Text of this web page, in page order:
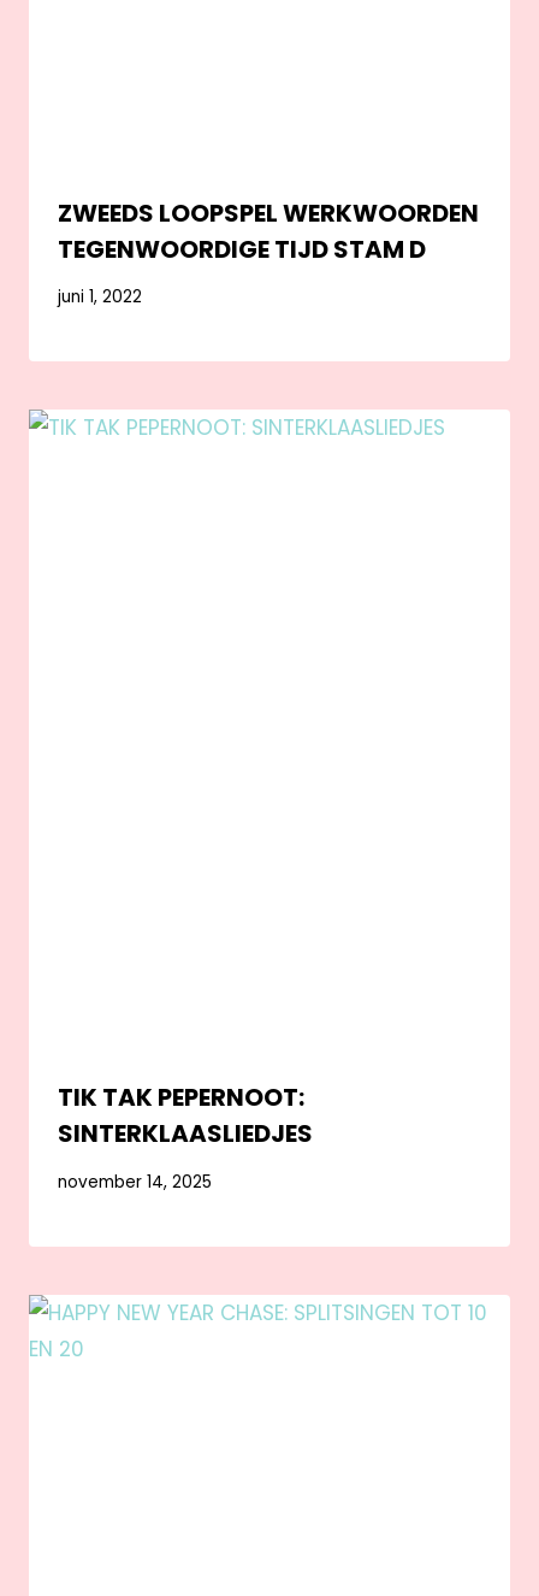
ZWEEDS LOOPSPEL WERKWOORDEN
TEGENWOORDIGE TIJD STAM D
juni 1, 2022
TIK TAK PEPERNOOT:
SINTERKLAASLIEDJES
november 14, 2025